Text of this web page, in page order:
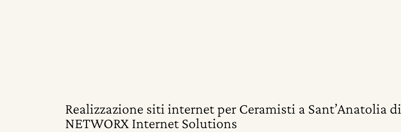
Realizzazione siti internet per Ceramisti a Sant’Anatolia
NETWORX Internet Solutions